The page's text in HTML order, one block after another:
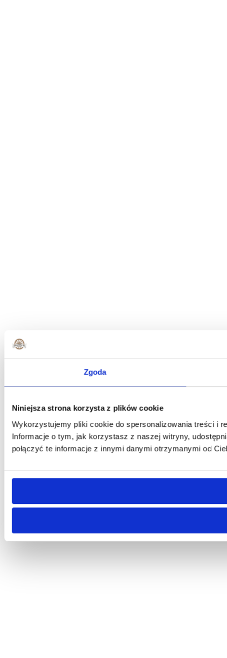
Zgoda
Niniejsza strona korzysta z plików cookie
Wykorzystujemy pliki cookie do spersonalizowania treści i
Informacje o tym, jak korzystasz z naszej witryny,
połączyć te informacje z innymi danymi otrzymanymi od